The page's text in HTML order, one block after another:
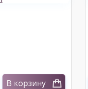
В корзину